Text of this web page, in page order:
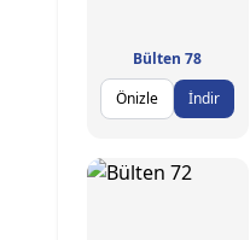
Bülten 78
Önizle
İndir